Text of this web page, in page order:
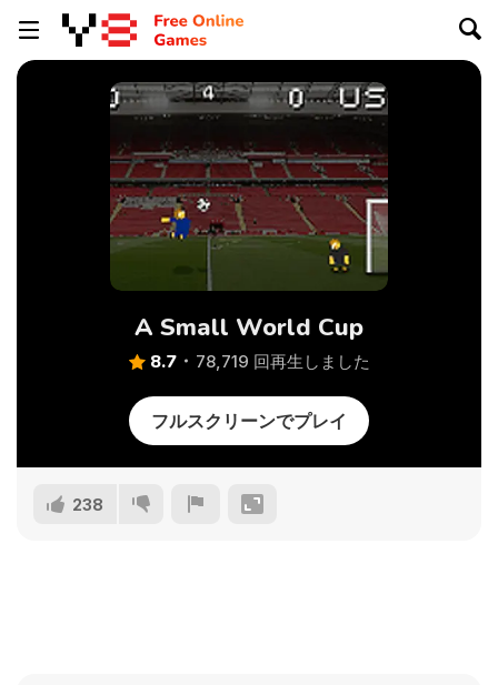
A Small World Cup
8.7 78,719 回再生しました
フルスクリーンでプレイ
238